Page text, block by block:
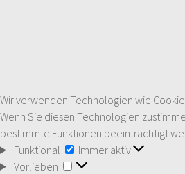
Wir verwenden Technologien wie
Wenn Sie diesen Technologien
bestimmte Funktionen beeinträchtigt
Funktional
Funktional
Immer aktiv
Vorlieben
Vorlieben